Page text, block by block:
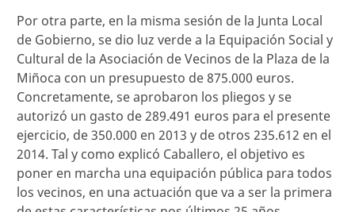
Por otra parte, en la misma sesión de la Junta Local
de Gobierno, se dio luz verde a la Equipación Social y
Cultural de la Asociación de Vecinos de la Plaza de la
Miñoca con un presupuesto de 875.000 euros.
Concretamente, se aprobaron los pliegos y se
autorizó un gasto de 289.491 euros para el presente
ejercicio, de 350.000 en 2013 y de otros 235.612 en el
2014. Tal y como explicó Caballero, el objetivo es
poner en marcha una equipación pública para todos
los vecinos, en una actuación que va a ser la primera